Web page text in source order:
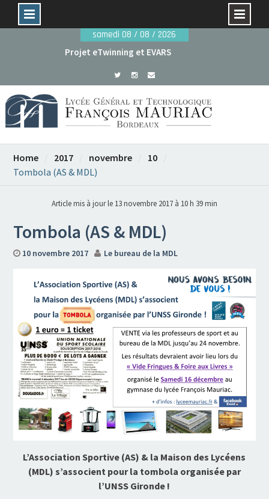
samedi 08 / 08 / 2026
Projet eTwinning et EVARS
2026
Home 2017 novembre
10
Tombola (AS & MDL)
Article mis à jour le 13 novembre 2017 à 10 h 39 min
Tombola (AS & MDL)
10 novembre 2017 Le bureau de la MDL
L’Association Sportive (AS) & la Maison des Lycéens
(MDL) s’associent pour la tombola organisée par
l’UNSS Gironde !